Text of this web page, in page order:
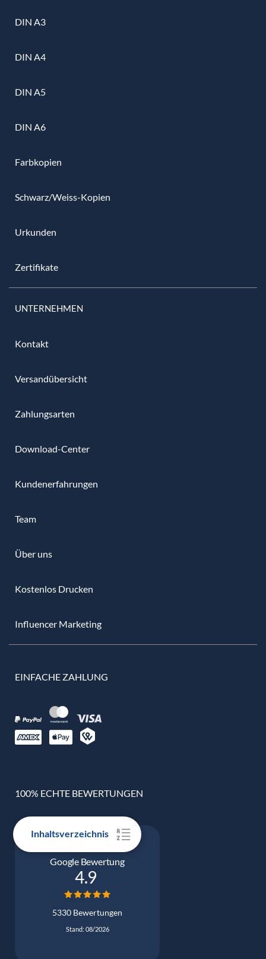
Inhaltsverzeichnis
DIN A3
DIN A4
DIN A5
DIN A6
Farbkopien
Schwarz/Weiss-Kopien
Urkunden
Zertifikate
UNTERNEHMEN
Kontakt
Versandübersicht
Zahlungsarten
Download-Center
Kundenerfahrungen
Team
Über uns
Kostenlos Drucken
Influencer Marketing
EINFACHE ZAHLUNG
100% ECHTE BEWERTUNGEN
Google Bewertung
4.9
5330 Bewertungen
Stand: 08/2026